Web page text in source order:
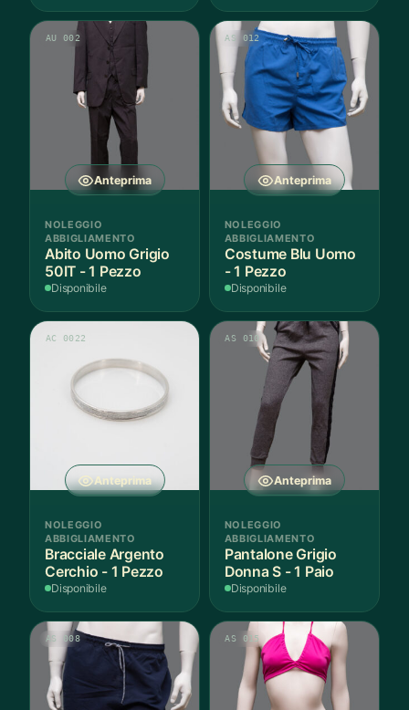
Anteprima
AU 002
NOLEGGIO
ABBIGLIAMENTO
Abito Uomo Grigio
50IT - 1 Pezzo
Disponibile
Anteprima
AS 012
NOLEGGIO
ABBIGLIAMENTO
Costume Blu Uomo
- 1 Pezzo
Disponibile
Anteprima
AC 0022
NOLEGGIO
ABBIGLIAMENTO
Bracciale Argento
Cerchio - 1 Pezzo
Disponibile
Anteprima
AS 010
NOLEGGIO
ABBIGLIAMENTO
Pantalone Grigio
Donna S - 1 Paio
Disponibile
AS 008 AS 015